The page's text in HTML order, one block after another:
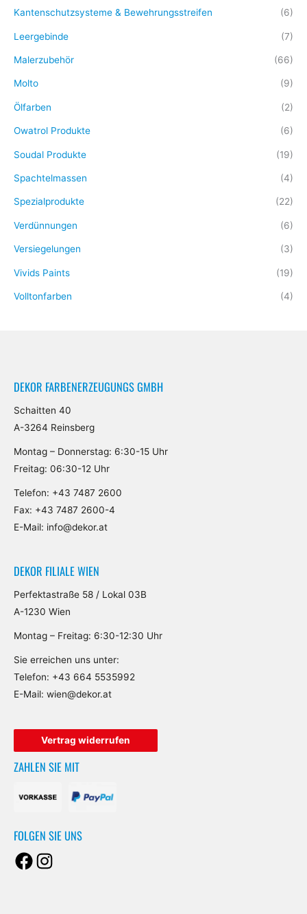
Kantenschutzsysteme & Bewehrungsstreifen (6)
Leergebinde (7)
Malerzubehör (66)
Molto (9)
Ölfarben (2)
Owatrol Produkte (6)
Soudal Produkte (19)
Spachtelmassen (4)
Spezialprodukte (22)
Verdünnungen (6)
Versiegelungen (3)
Vivids Paints (19)
Volltonfarben (4)
DEKOR FARBENERZEUGUNGS GMBH
Schaitten 40
A-3264 Reinsberg
Montag – Donnerstag: 6:30-15 Uhr
Freitag: 06:30-12 Uhr
Telefon: +43 7487 2600
Fax: +43 7487 2600-4
E-Mail: info@dekor.at
DEKOR FILIALE WIEN
Perfektastraße 58 / Lokal 03B
A-1230 Wien
Montag – Freitag: 6:30-12:30 Uhr
Sie erreichen uns unter:
Telefon: +43 664 5535992
E-Mail: wien@dekor.at
Vertrag widerrufen
ZAHLEN SIE MIT
FOLGEN SIE UNS
Facebook
Instagram